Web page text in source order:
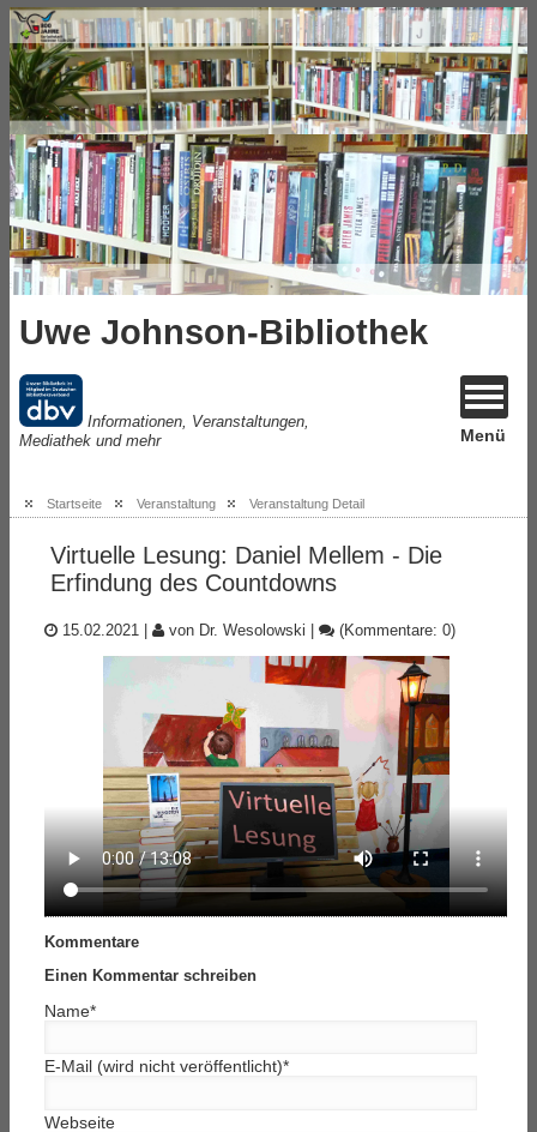
Uwe Johnson-Bibliothek
Informationen, Veranstaltungen,
Mediathek und mehr
Menü
Startseite Veranstaltung Veranstaltung Detail
Virtuelle Lesung: Daniel Mellem - Die
Erfindung des Countdowns
15.02.2021 | von Dr. Wesolowski | (Kommentare: 0)
Kommentare
Einen Kommentar schreiben
Name*
E-Mail (wird nicht veröffentlicht)*
Webseite